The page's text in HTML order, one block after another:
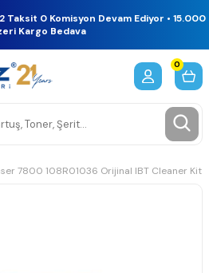
Taksit 0 Komisyon Devam Ediyor • 15.000
Kargo Bedava
0
7800 108R01036 Orijinal IBT Cleaner Kit